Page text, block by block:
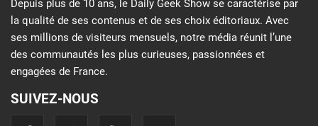
Depuis plus de 10 ans, le Daily Geek Show se caractérise par
la qualité de ses contenus et de ses choix éditoriaux. Avec
ses millions de visiteurs mensuels, notre média réunit l’une
des communautés les plus curieuses, passionnées et
engagées de France.
SUIVEZ-NOUS